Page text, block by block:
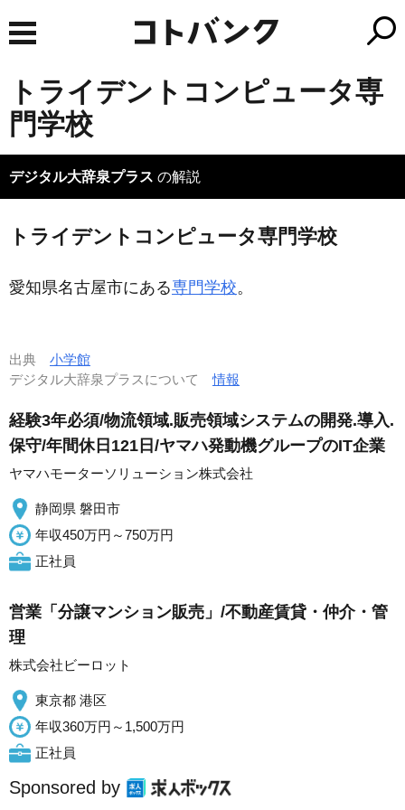
トライデントコンピュータ専
門学校
デジタル大辞泉プラス の解説
トライデントコンピュータ専門学校
愛知県名古屋市にある専門学校。
出典 小学館
デジタル大辞泉プラスについて情報
経験3年必須/物流領域.販売領域システムの開発.導入.
保守/年間休日121日/ヤマハ発動機グループのIT企業
ヤマハモーターソリューション株式会社
静岡県 磐田市
年収450万円～750万円
正社員
営業「分譲マンション販売」/不動産賃貸・仲介・管
理
株式会社ビーロット
東京都 港区
年収360万円～1,500万円
正社員
Sponsored by